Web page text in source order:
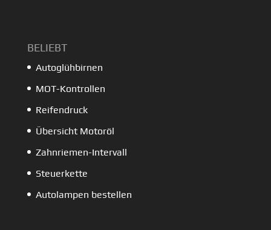
BELIEBT
Autoglühbirnen
MOT-Kontrollen
Reifendruck
Übersicht Motoröl
Zahnriemen-Intervall
Steuerkette
Autolampen bestellen